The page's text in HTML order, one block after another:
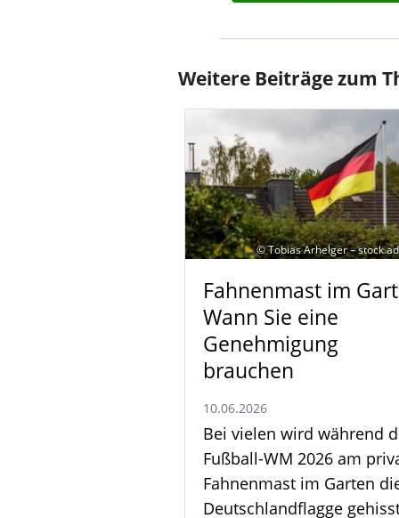
Weitere Beiträge zum
© Tobias Arhelger –
Fahnenmast im
Wann Sie eine
Genehmigung
brauchen
10.06.2026
Bei vielen wird während
Fußball-WM 2026 am
Fahnenmast im Garten
Deutschlandflagge